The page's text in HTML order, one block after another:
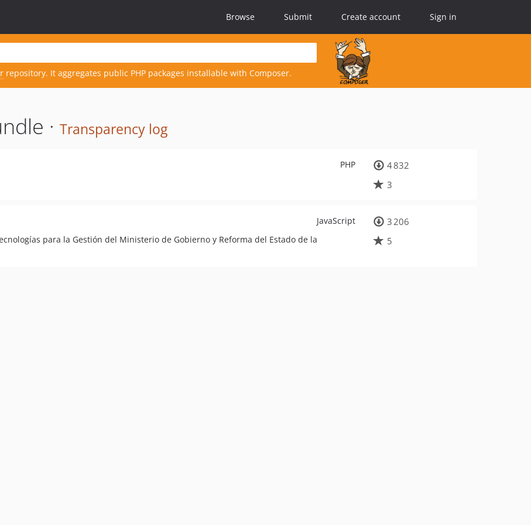
Browse Submit Create account Sign in
repository. It aggregates public PHP packages installable with Composer.
· Transparency log
PHP
4 832
3
JavaScript
para la Gestión del Ministerio de Gobierno y Reforma del Estado de la
3 206
5